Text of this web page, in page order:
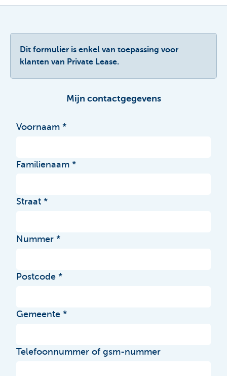
Dit formulier is enkel van toepassing voor
klanten van Private Lease.
Mijn contactgegevens
Voornaam
Familienaam
Straat
Nummer
Postcode
Gemeente
Telefoonnummer of gsm-nummer